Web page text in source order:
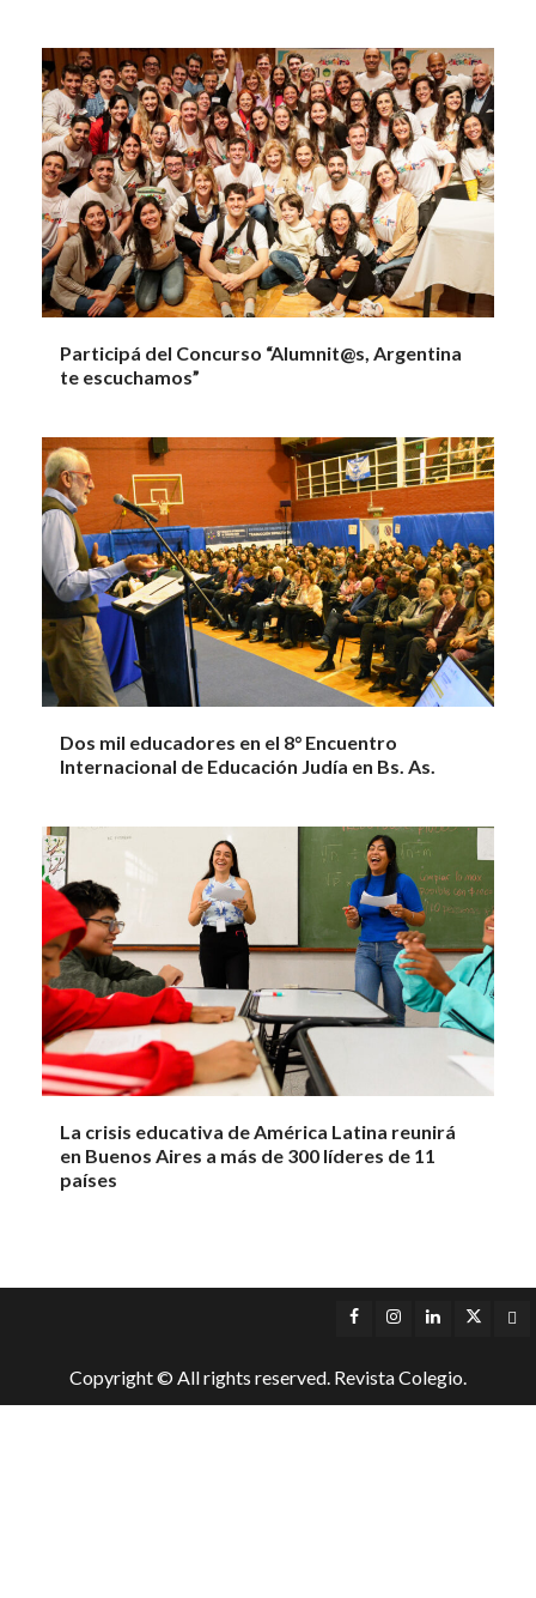
Participá del Concurso “Alumnit@s, Argentina
te escuchamos”
Dos mil educadores en el 8° Encuentro
Internacional de Educación Judía en Bs. As.
La crisis educativa de América Latina reunirá
en Buenos Aires a más de 300 líderes de 11
países
Facebook
Instagram
LinkedInTwitter
Copyright © All rights reserved. Revista Colegio.